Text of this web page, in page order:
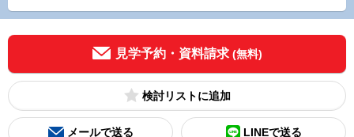
見学予約・資料請求 (無料)
検討リスト
メールで送る LINEで送る